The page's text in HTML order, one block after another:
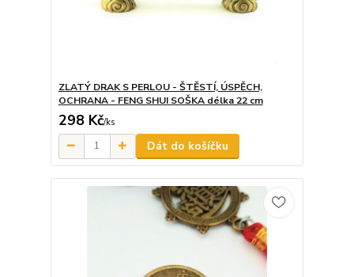
ZLATÝ DRAK S PERLOU - ŠTĚSTÍ, ÚSPĚCH,
OCHRANA - FENG SHUI SOŠKA délka 22 cm
298 Kč/ks
Dát do košíčku